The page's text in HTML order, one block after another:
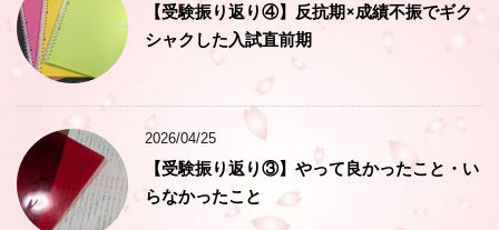
【受験振り返り④】反抗期×成績不振でギク
シャクした入試直前期
2026/04/25
【受験振り返り③】やって良かったこと・い
らなかったこと